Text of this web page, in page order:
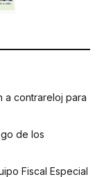
a contrareloj para
de los
Fiscal Especial